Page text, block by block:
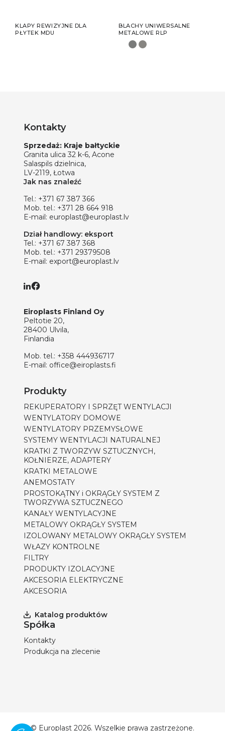
KLAPY REWIZYJNE DLA
PŁYTEK MDU
BLACHY UNIWERSALNE
METALOWE RLP
Kontakty
Sprzedaż: Kraje bałtyckie
Granita ulica 32 k-6, Acone
Salaspils dzielnica,
LV-2119, Łotwa
Jak nas znaleźć
Tel.: +371 67 387 366
Mob. tel.: +371 28 664 918
E-mail: europlast@europlast.lv
Dział handlowy: eksport
Tel.: +371 67 387 368
Mob. tel.: +371 29379508
E-mail: export@europlast.lv
Eiroplasts Finland Oy
Peltotie 20,
28400 Ulvila,
Finlandia
Mob. tel.: +358 444936717
E-mail: office@eiroplasts.fi
Produkty
REKUPERATORY I SPRZĘT WENTYLACJI
WENTYLATORY DOMOWE
WENTYLATORY PRZEMYSŁOWE
SYSTEMY WENTYLACJI NATURALNEJ
KRATKI Z TWORZYW SZTUCZNYCH,
KOŁNIERZE, ADAPTERY
KRATKI METALOWE
ANEMOSTATY
PROSTOKĄTNY i OKRĄGŁY SYSTEM Z
TWORZYWA SZTUCZNEGO
KANAŁY WENTYLACYJNE
METALOWY OKRĄGŁY SYSTEM
IZOLOWANY METALOWY OKRĄGŁY SYSTEM
WŁAZY KONTROLNE
FILTRY
PRODUKTY IZOLACYJNE
AKCESORIA ELEKTRYCZNE
AKCESORIA
Katalog produktów
Spółka
Kontakty
Produkcja na zlecenie
© Europlast 2026. Wszelkie prawa zastrzeżone.